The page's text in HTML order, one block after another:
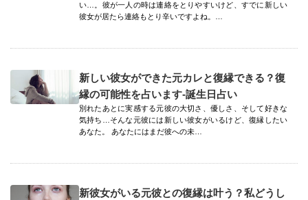
い…。彼が一人の時は連絡をとりやすいけど、すでに新しい
彼女が居たら連絡もとり辛いですよね。…
新しい彼女ができた元カレと復縁できる？復
縁の可能性を占います-誕生日占い
別れたあとに実感する元彼の大切さ、優しさ、そして好きな
気持ち…そんな元彼には新しい彼女がいるけど、復縁したい
あなた。 あなたにはまだ彼への未…
新彼女がいる元彼との復縁は叶う？私どうし